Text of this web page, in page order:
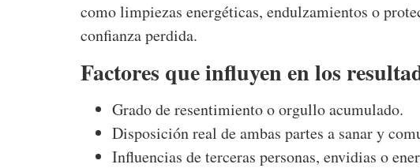
como limpiezas energéticas, endulzamientos o
confianza perdida.
Factores que influyen en los
Grado de resentimiento o orgullo acumulado.
Disposición real de ambas partes a sanar y
Influencias de terceras personas, envidias o